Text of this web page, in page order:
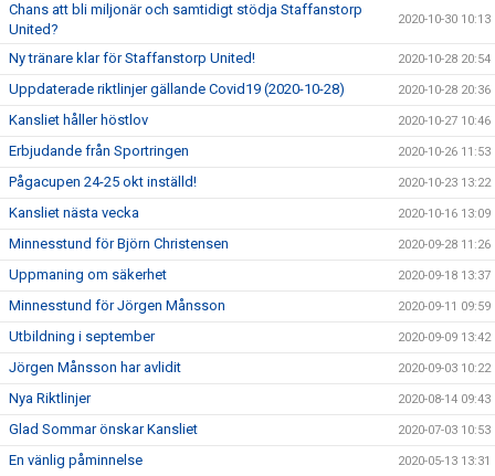
Chans att bli miljonär och samtidigt stödja Staffanstorp
United?
2020-10-30 10:13
Ny tränare klar för Staffanstorp United! 2020-10-28 20:54
Uppdaterade riktlinjer gällande Covid19 (2020-10-28) 2020-10-28 20:36
Kansliet håller höstlov 2020-10-27 10:46
Erbjudande från Sportringen 2020-10-26 11:53
Pågacupen 24-25 okt inställd! 2020-10-23 13:22
Kansliet nästa vecka 2020-10-16 13:09
Minnesstund för Björn Christensen 2020-09-28 11:26
Uppmaning om säkerhet 2020-09-18 13:37
Minnesstund för Jörgen Månsson 2020-09-11 09:59
Utbildning i september 2020-09-09 13:42
Jörgen Månsson har avlidit 2020-09-03 10:22
Nya Riktlinjer 2020-08-14 09:43
Glad Sommar önskar Kansliet 2020-07-03 10:53
En vänlig påminnelse 2020-05-13 13:31